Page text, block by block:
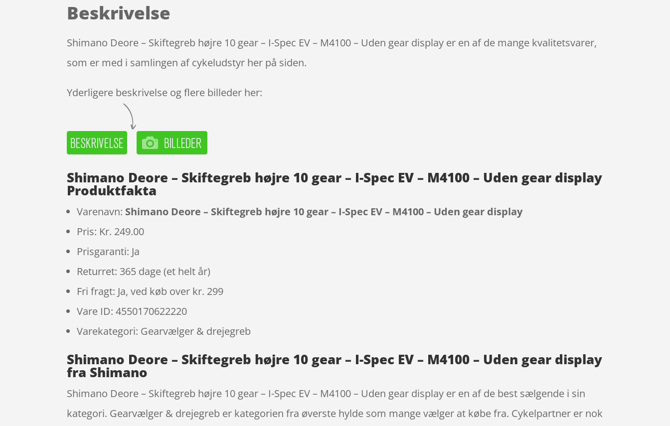
mmelser
Beskrivelse
Shimano Deore – Skiftegreb højre 10 gear – I-Spec EV – M4100 – Uden gear display er en af de mange kvalitetsvarer,
som er med i samlingen af cykeludstyr her på siden.
Yderligere beskrivelse og flere billeder her:
Shimano Deore – Skiftegreb højre 10 gear – I-Spec EV – M4100 – Uden gear display
Produktfakta
Varenavn: Shimano Deore – Skiftegreb højre 10 gear – I-Spec EV – M4100 – Uden gear display
Pris: Kr. 249.00
Prisgaranti: Ja
Returret: 365 dage (et helt år)
Fri fragt: Ja, ved køb over kr. 299
Vare ID: 4550170622220
Varekategori: Gearvælger & drejegreb
Shimano Deore – Skiftegreb højre 10 gear – I-Spec EV – M4100 – Uden gear display
fra Shimano
Shimano Deore – Skiftegreb højre 10 gear – I-Spec EV – M4100 – Uden gear display er en af de best sælgende i sin
kategori. Gearvælger & drejegreb er kategorien fra øverste hylde som mange vælger at købe fra. Cykelpartner er nok